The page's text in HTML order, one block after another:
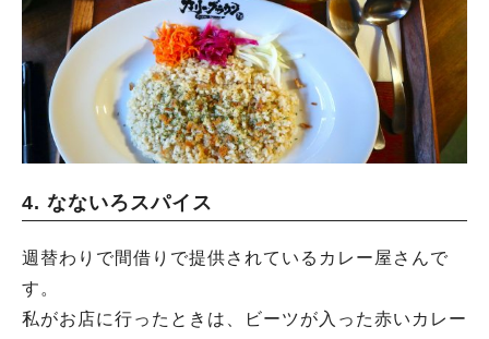
4. なないろスパイス
週替わりで間借りで提供されているカレー屋さんで
す。
私がお店に行ったときは、ビーツが入った赤いカレー